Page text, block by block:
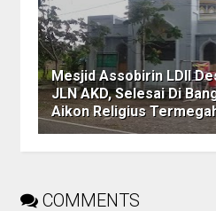
Mesjid Assobirin LDII
JLN AKD, Selesai Di
Aikon Religius
COMMENTS